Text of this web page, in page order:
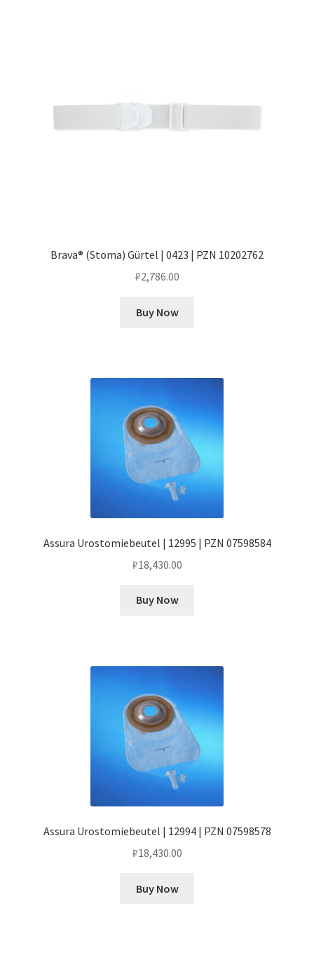
Brava® (Stoma) Gürtel | 0423 | PZN 10202762
₽2,786.00
Buy Now
Assura Urostomiebeutel | 12995 | PZN 07598584
₽18,430.00
Buy Now
Assura Urostomiebeutel | 12994 | PZN 07598578
₽18,430.00
Buy Now